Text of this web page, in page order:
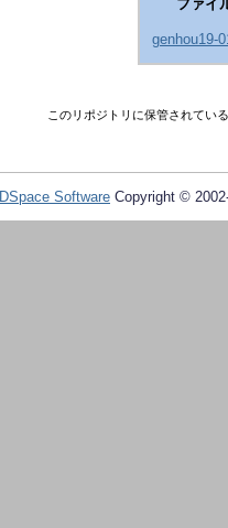
ファイ
genhou19-
このリポジトリに保管されてい
DSpace Software Copyright ©